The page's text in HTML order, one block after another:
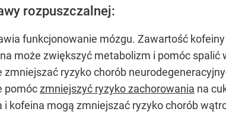
rozpuszczalnej:
funkcjonowanie mózgu. Zawartość
może zwiększyć metabolizm i pomóc spalić
zmniejszać ryzyko chorób
pomóczmniejszyć ryzyko zachorowania na
i kofeina mogą zmniejszać ryzyko chorób